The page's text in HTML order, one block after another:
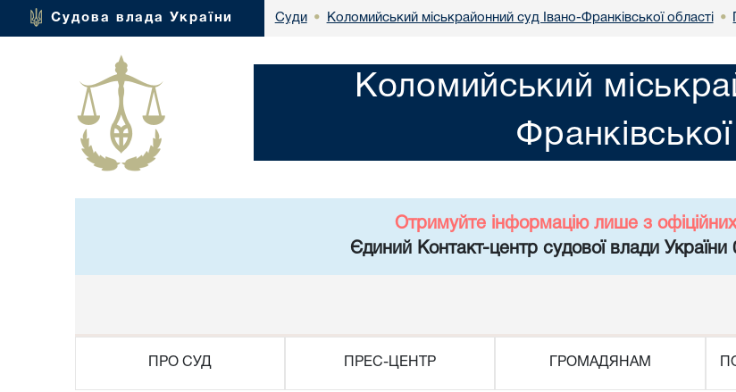
Судова влада України Суди • Коломийський міськрайонний суд Івано-Франківської області •
Коломийський
Отримуйте інформацію лише з
Єдиний Контакт-центр судової влади
ПРО СУД ПРЕС-ЦЕНТР ГРОМАДЯНАМ